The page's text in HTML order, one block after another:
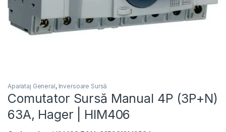
Aparataj General, Inversoare Sursă
Comutator Sursă Manual 4P (3P+N)
63A, Hager | HIM406